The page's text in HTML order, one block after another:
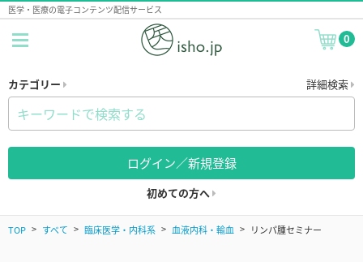
医学・医療の電子コンテンツ配信サービス
0
カテゴリー 詳細検索
ログイン／新規登録
初めての方へ
TOP すべて 臨床医学・内科系 血液内科・輸血 リンパ腫セミナー